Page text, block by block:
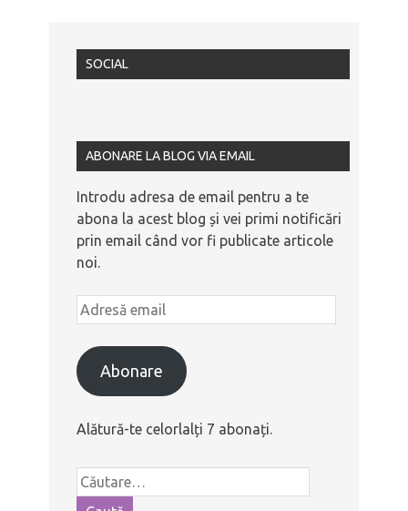
SOCIAL
ABONARE LA BLOG VIA EMAIL
Introdu adresa de email pentru a te
abona la acest blog și vei primi notificări
prin email când vor fi publicate articole
noi.
Abonare
Alătură-te celorlalți 7 abonați.